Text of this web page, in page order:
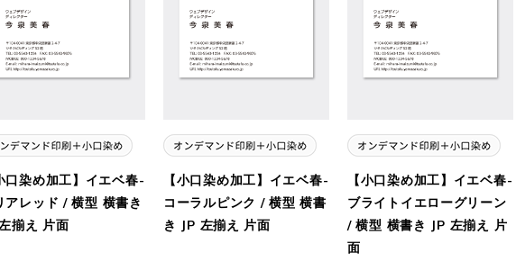
口染め加工】イエベ春-
アレッド / 横型 横書き
揃え 片面
【小口染め加工】イエベ春-
コーラルピンク / 横型 横書
き JP 左揃え 片面
【小口染め加工】イエベ春-
ブライトイエローグリーン
/ 横型 横書き JP 左揃え 片
面